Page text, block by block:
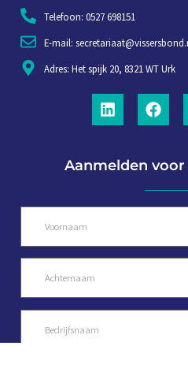
Telefoon: 0527 698151
E-mail:
Adres: Het spijk 20, 8321 WT Urk
Aanmelden